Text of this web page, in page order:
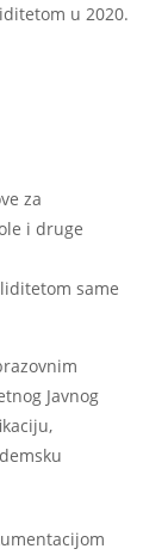
u 2020.
za
i druge
same
Javnog